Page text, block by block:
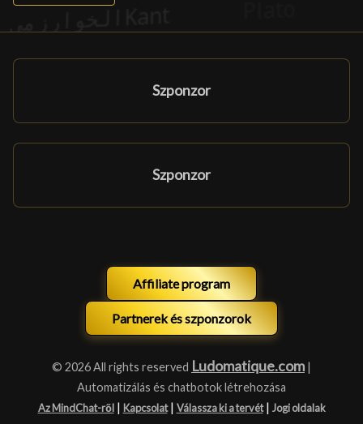
Szponzor
Szponzor
Affiliate program
Partnerek és szponzorok
© 2026 All rights reserved Ludomatique.com |
Automatizálás és chatbotok létrehozása
Az MindChat-ről | Kapcsolat | Válassza ki a tervét | Jogi oldalak